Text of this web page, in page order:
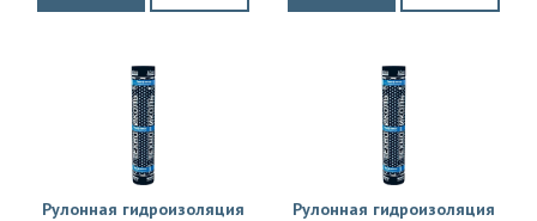
Рулонная гидроизоляция
Рулонная гидроизоляция